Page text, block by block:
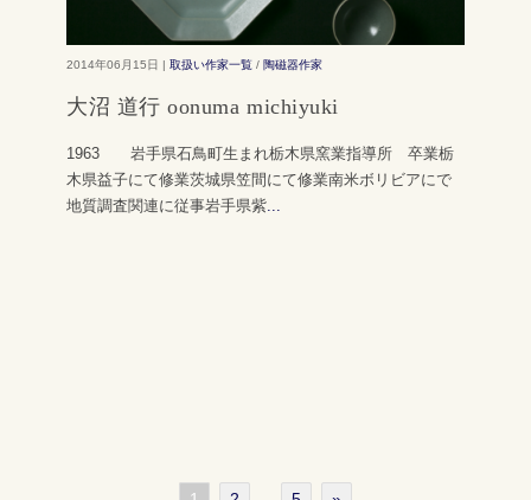
2014年06月15日 | 取扱い作家一覧 / 陶磁器作家
大沼 道行 oonuma michiyuki
1963 岩手県石鳥町生まれ栃木県窯業指導所 卒業栃
木県益子にて修業茨城県笠間にて修業南米ボリビアにで
地質調査関連に従事岩手県紫...